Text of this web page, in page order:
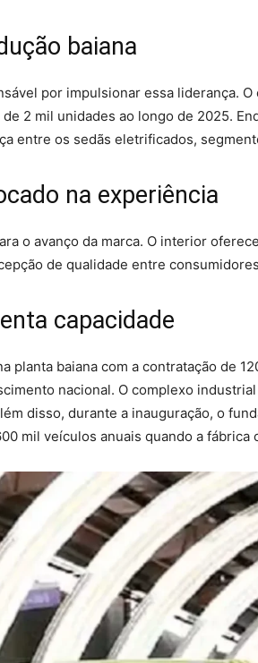
baiana
por impulsionar essa liderança.
2 mil unidades ao longo de 2025.
entre os sedãs eletrificados,
na experiência
o avanço da marca. O interior
de qualidade entre
capacidade
planta baiana com a contratação de
nacional. O complexo
disso, durante a inauguração, o
mil veículos anuais quando a